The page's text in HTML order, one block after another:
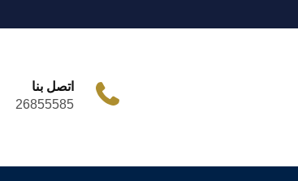
اتصل بنا
26855585